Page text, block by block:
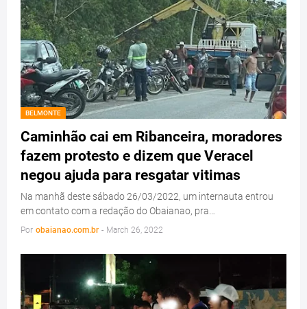
BELMONTE
Caminhão cai em Ribanceira, moradores
fazem protesto e dizem que Veracel
negou ajuda para resgatar vitimas
Na manhã deste sábado 26/03/2022, um internauta entrou
em contato com a redação do Obaianao, pra…
Por obaianao.com.br - March 26, 2022